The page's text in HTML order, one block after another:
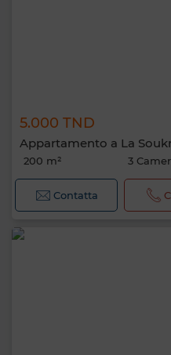
5.000 TND
Appartamento a La
200 m² 3
Contatta